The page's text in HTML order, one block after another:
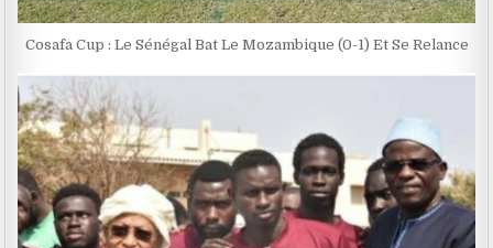
Cosafa Cup : Le Sénégal Bat Le Mozambique (0-1) Et Se Relance